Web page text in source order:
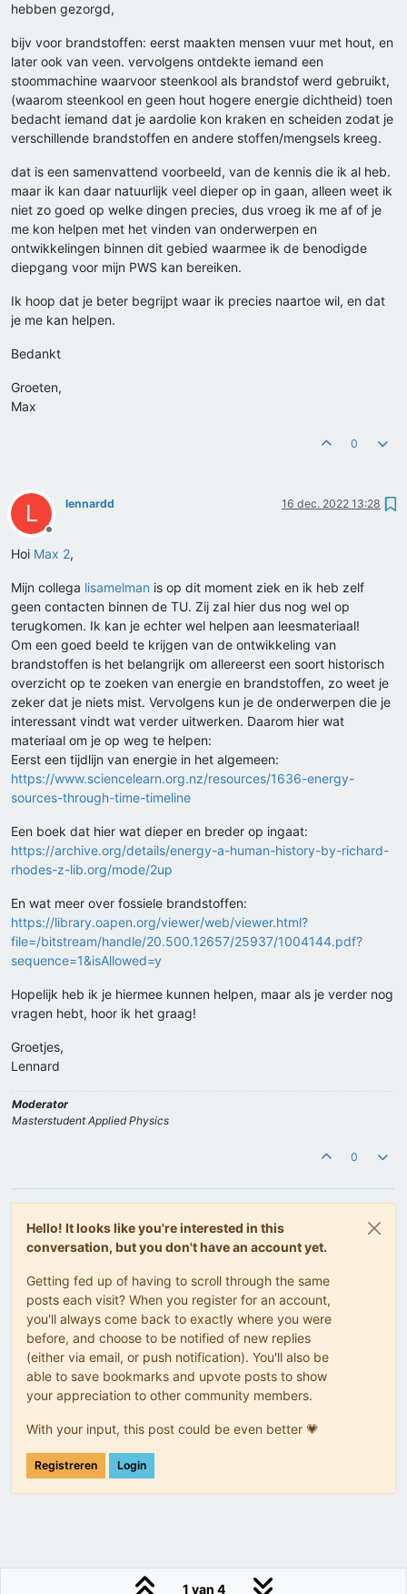
hebben gezorgd,
bijv voor brandstoffen: eerst maakten mensen vuur met hout, en
later ook van veen. vervolgens ontdekte iemand een
stoommachine waarvoor steenkool als brandstof werd gebruikt,
(waarom steenkool en geen hout hogere energie dichtheid) toen
bedacht iemand dat je aardolie kon kraken en scheiden zodat je
verschillende brandstoffen en andere stoffen/mengsels kreeg.
dat is een samenvattend voorbeeld, van de kennis die ik al heb.
maar ik kan daar natuurlijk veel dieper op in gaan, alleen weet ik
niet zo goed op welke dingen precies, dus vroeg ik me af of je
me kon helpen met het vinden van onderwerpen en
ontwikkelingen binnen dit gebied waarmee ik de benodigde
diepgang voor mijn PWS kan bereiken.
Ik hoop dat je beter begrijpt waar ik precies naartoe wil, en dat
je me kan helpen.
Bedankt
Groeten,
Max
0
L
Offline
lennardd 16 dec. 2022 13:28
Hoi Max 2,
Mijn collega lisamelman is op dit moment ziek en ik heb zelf
geen contacten binnen de TU. Zij zal hier dus nog wel op
terugkomen. Ik kan je echter wel helpen aan leesmateriaal!
Om een goed beeld te krijgen van de ontwikkeling van
brandstoffen is het belangrijk om allereerst een soort historisch
overzicht op te zoeken van energie en brandstoffen, zo weet je
zeker dat je niets mist. Vervolgens kun je de onderwerpen die je
interessant vindt wat verder uitwerken. Daarom hier wat
materiaal om je op weg te helpen:
Eerst een tijdlijn van energie in het algemeen:
https://www.sciencelearn.org.nz/resources/1636-energy-
sources-through-time-timeline
Een boek dat hier wat dieper en breder op ingaat:
https://archive.org/details/energy-a-human-history-by-richard-
rhodes-z-lib.org/mode/2up
En wat meer over fossiele brandstoffen:
https://library.oapen.org/viewer/web/viewer.html?
file=/bitstream/handle/20.500.12657/25937/1004144.pdf?
sequence=1&isAllowed=y
Hopelijk heb ik je hiermee kunnen helpen, maar als je verder nog
vragen hebt, hoor ik het graag!
Groetjes,
Lennard
Moderator
Masterstudent Applied Physics
0
Hello! It looks like you're interested in this
conversation, but you don't have an account yet.
Getting fed up of having to scroll through the same
posts each visit? When you register for an account,
you'll always come back to exactly where you were
before, and choose to be notified of new replies
(either via email, or push notification). You'll also be
able to save bookmarks and upvote posts to show
your appreciation to other community members.
With your input, this post could be even better 💗
Registreren Login
1 van 4